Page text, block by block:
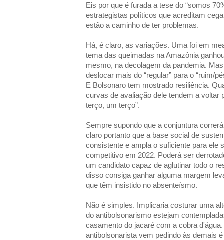
Eis por que é furada a tese do “somos
estrategistas políticos que acreditam
estão a caminho de ter problemas.
Há, é claro, as variações. Uma foi em
tema das queimadas na Amazônia
mesmo, na decolagem da pandemia.
deslocar mais do “regular” para o “ruim/
E Bolsonaro tem mostrado resiliência.
curvas de avaliação dele tendem a voltar
terço, um terço”.
Sempre supondo que a conjuntura
claro portanto que a base social de
consistente e ampla o suficiente para ele
competitivo em 2022. Poderá ser
um candidato capaz de aglutinar todo o
disso consiga ganhar alguma margem
que têm insistido no absenteísmo.
Não é simples. Implicaria costurar uma
do antibolsonarismo estejam
casamento do jacaré com a cobra
antibolsonarista vem pedindo às demais